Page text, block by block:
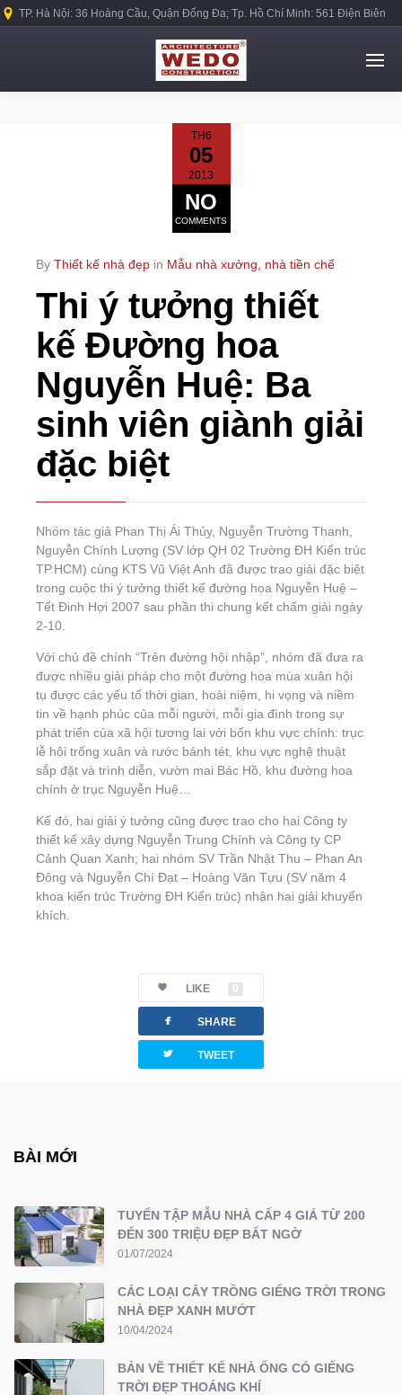
TP. Hà Nội: 36 Hoàng Cầu, Quận Đống Đa; Tp. Hồ Chí Minh: 561 Điện Biên
TH6
05
2013
NO
COMMENTS
By Thiết kế nhà đẹp in Mẫu nhà xưởng, nhà tiền chế
Thi ý tưởng thiết
kế Đường hoa
Nguyễn Huệ: Ba
sinh viên giành giải
đặc biệt
Nhóm tác giả Phan Thị Ái Thủy, Nguyễn Trường Thanh,
Nguyễn Chính Lượng (SV lớp QH 02 Trường ĐH Kiến trúc
TP.HCM) cùng KTS Vũ Việt Anh đã được trao giải đặc biệt
trong cuộc thi ý tưởng thiết kế đường hoa Nguyễn Huệ –
Tết Đinh Hợi 2007 sau phần thi chung kết chấm giải ngày
2-10.
Với chủ đề chính “Trên đường hội nhập”, nhóm đã đưa ra
được nhiều giải pháp cho một đường hoa mùa xuân hội
tụ được các yếu tố thời gian, hoài niệm, hi vọng và niềm
tin về hạnh phúc của mỗi người, mỗi gia đình trong sự
phát triển của xã hội tương lai với bốn khu vực chính: trục
lễ hội trống xuân và rước bánh tét, khu vực nghệ thuật
sắp đặt và trình diễn, vườn mai Bác Hồ, khu đường hoa
chính ở trục Nguyễn Huệ…
Kế đó, hai giải ý tưởng cũng được trao cho hai Công ty
thiết kế xây dựng Nguyễn Trung Chính và Công ty CP
Cảnh Quan Xanh; hai nhóm SV Trần Nhật Thu – Phan An
Đông và Nguyễn Chí Đạt – Hoàng Văn Tựu (SV năm 4
khoa kiến trúc Trường ĐH Kiến trúc) nhận hai giải khuyến
khích.
LIKE 0
facebook SHARE
twitterbird TWEET
BÀI MỚI
TUYỂN TẬP MẪU NHÀ CẤP 4 GIÁ TỪ 200
ĐẾN 300 TRIỆU ĐẸP BẤT NGỜ
01/07/2024
CÁC LOẠI CÂY TRỒNG GIẾNG TRỜI TRONG
NHÀ ĐẸP XANH MƯỚT
10/04/2024
BẢN VẼ THIẾT KẾ NHÀ ỐNG CÓ GIẾNG
TRỜI ĐẸP THOÁNG KHÍ